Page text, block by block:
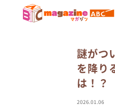
新着
謎がつ
を降り
は！？
2026.01.06